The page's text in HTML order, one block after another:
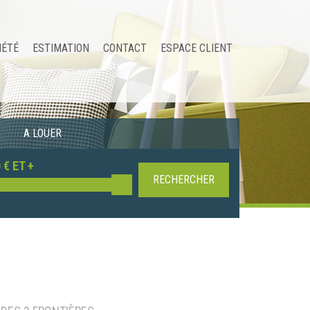
ESTIMATION CONTACT ESPACE CLIENT
A LOUER
ET +
RECHERCHER